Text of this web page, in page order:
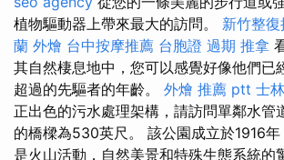
植物驅動器上帶來最大的訪問。 新竹整
蘭 外燴 台中按摩推薦 台胞證 過期 推拿
其自然棲息地中，您可以感覺好像他們已
超過的先驅者的年齡。 外燴 推薦 ptt 士
正出色的污水處理架構，請訪問單鄰水管
的橋樑為530英尺。 該公園成立於1916
是火山活動，自然美景和特殊生態系統的